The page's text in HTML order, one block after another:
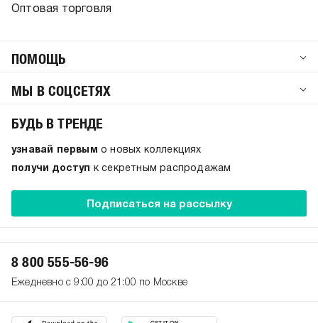
Оптовая торговля
ПОМОЩЬ
МЫ В СОЦСЕТЯХ
БУДЬ В ТРЕНДЕ
узнавай первым о новых коллекциях
получи доступ к секретным распродажам
Подписаться на рассылку
8 800 555-56-96
Ежедневно с 9:00 до 21:00 по Москве